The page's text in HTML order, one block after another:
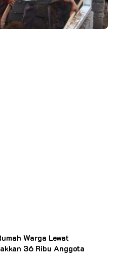
Warga Lewat
36 Ribu Anggota